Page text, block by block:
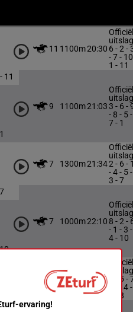
11 1100m20:30 6 - 2 -
- 7 -
1 - 11
11
9 1100m21:033 - 6 -
- 8 - 5 -
7 - 1
7 1300m21:342 - 6 -
- 4 - 5 -
3 - 7
7 1000m22:10 8 - 2 -
- 1 - 3 -
4 - 10
7 900m 22:37
2 - 5 -
- 1 - 4 -
6 - 8
ervaring!